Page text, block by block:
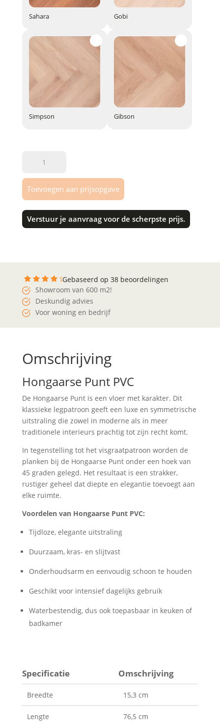
Sahara Gobi
Simpson Gibson
product
2026
aantal
Toevoegen aan prijsopgave
Verstuur je aanvraag voor de scherpste prijs.
Gebaseerd op 38 beoordelingen
Showroom van 600 m2!
Deskundig advies
Voor woning en bedrijf
Omschrijving
Hongaarse Punt PVC
De Hongaarse Punt is een vloer met karakter. Dit
klassieke legpatroon geeft een luxe en symmetrische
uitstraling die zowel in moderne als in meer
traditionele interieurs prachtig tot zijn recht komt.
In tegenstelling tot het visgraatpatroon worden de
planken bij de Hongaarse Punt onder een hoek van
45 graden gelegd. Het resultaat is een strakker,
rustiger geheel dat diepte en elegantie toevoegt aan
elke ruimte.
Voordelen van Hongaarse Punt PVC:
Tijdloze, elegante uitstraling
Duurzaam, kras- en slijtvast
Onderhoudsarm en eenvoudig schoon te houden
Geschikt voor intensief dagelijks gebruik
Waterbestendig, dus ook toepasbaar in keuken of
badkamer
Specificatie Omschrijving
Breedte 15,3 cm
Lengte 76,5 cm